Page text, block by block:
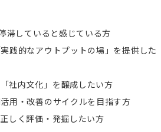
滞していると感じている方
践的なアウトプットの場」を提供した
社内文化」を醸成したい方
用・改善のサイクルを目指す方
しく評価・発掘したい方